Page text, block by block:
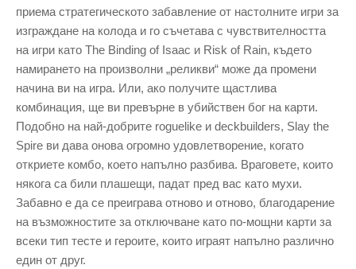
приема стратегическото забавление от настолните игри за
изграждане на колода и го съчетава с чувствителността
на игри като The Binding of Isaac и Risk of Rain, където
намирането на произволни „реликви“ може да промени
начина ви на игра. Или, ако получите щастлива
комбинация, ще ви превърне в убийствен бог на карти.
Подобно на най-добрите roguelike и deckbuilders, Slay the
Spire ви дава онова огромно удовлетворение, когато
откриете комбо, което напълно разбива. Враговете, които
някога са били плашещи, падат пред вас като мухи.
Забавно е да се преиграва отново и отново, благодарение
на възможностите за отключване като по-мощни карти за
всеки тип тесте и героите, които играят напълно различно
един от друг.